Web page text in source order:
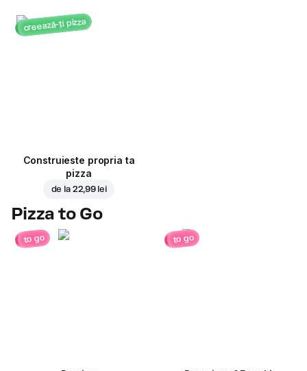
creează-ți pizza
Construieste propria ta
pizza
de la 22,99 lei
Pizza to Go
to go to go